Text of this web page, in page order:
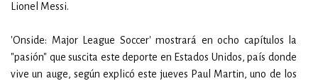
Lionel Messi.
'Onside: Major League Soccer' mostrará en ocho capítulos la
"pasión" que suscita este deporte en Estados Unidos, país donde
vive un auge, según explicó este jueves Paul Martin, uno de los